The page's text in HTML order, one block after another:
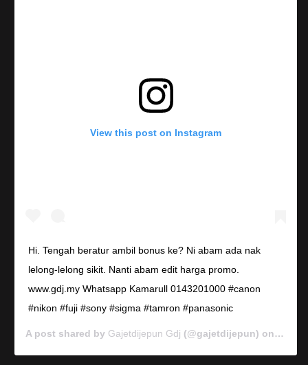
View this post on Instagram
Hi. Tengah beratur ambil bonus ke? Ni abam ada nak
lelong-lelong sikit. Nanti abam edit harga promo.
www.gdj.my Whatsapp Kamarull 0143201000 #canon
#nikon #fuji #sony #sigma #tamron #panasonic
A post shared by Gajetdijepun Gdj (@gajetdijepun) on Jan 7,